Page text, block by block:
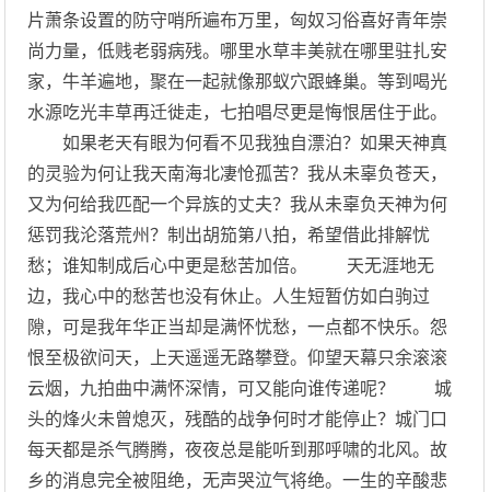
片萧条设置的防守哨所遍布万里，匈奴习俗喜好青年崇
尚力量，低贱老弱病残。哪里水草丰美就在哪里驻扎安
家，牛羊遍地，聚在一起就像那蚁穴跟蜂巢。等到喝光
水源吃光丰草再迁徙走，七拍唱尽更是悔恨居住于此。
如果老天有眼为何看不见我独自漂泊？如果天神真
的灵验为何让我天南海北凄怆孤苦？我从未辜负苍天，
又为何给我匹配一个异族的丈夫？我从未辜负天神为何
惩罚我沦落荒州？制出胡笳第八拍，希望借此排解忧
愁；谁知制成后心中更是愁苦加倍。 天无涯地无
边，我心中的愁苦也没有休止。人生短暂仿如白驹过
隙，可是我年华正当却是满怀忧愁，一点都不快乐。怨
恨至极欲问天，上天遥遥无路攀登。仰望天幕只余滚滚
云烟，九拍曲中满怀深情，可又能向谁传递呢？ 城
头的烽火未曾熄灭，残酷的战争何时才能停止？城门口
每天都是杀气腾腾，夜夜总是能听到那呼啸的北风。故
乡的消息完全被阻绝，无声哭泣气将绝。一生的辛酸悲